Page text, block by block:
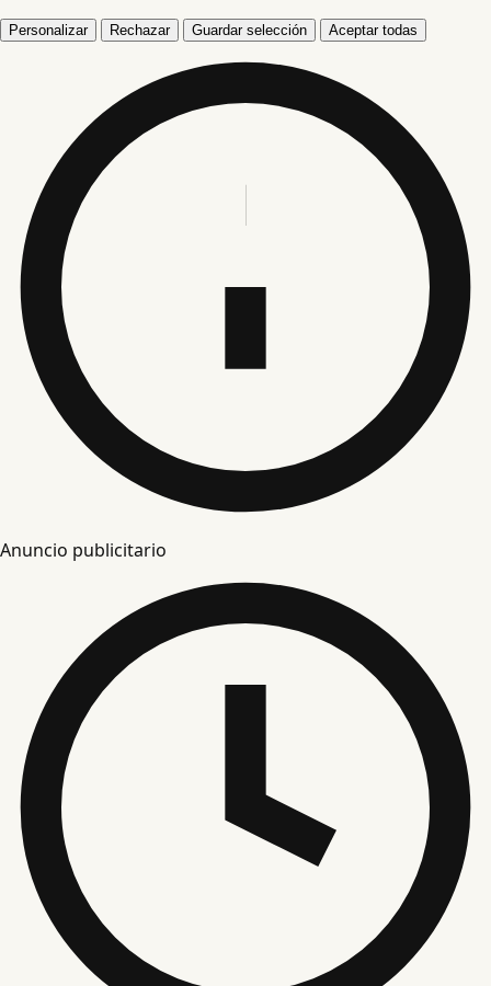
Personalizar Rechazar Guardar selección Aceptar todas
Anuncio publicitario